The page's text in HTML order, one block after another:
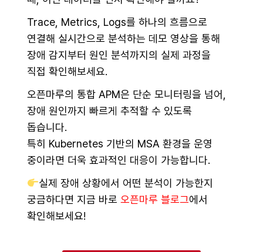
Trace, Metrics, Logs를 하나의 흐름으로
연결해 실시간으로 분석하는 데모 영상을 통해
장애 감지부터 원인 분석까지의 실제 과정을
직접 확인해보세요.
오픈마루의 통합 APM은 단순 모니터링을 넘어,
장애 원인까지 빠르게 추적할 수 있도록
돕습니다.
특히 Kubernetes 기반의 MSA 환경을 운영
중이라면 더욱 효과적인 대응이 가능합니다.
실제 장애 상황에서 어떤 분석이 가능한지
궁금하다면 지금 바로 오픈마루 블로그에서
확인해보세요!